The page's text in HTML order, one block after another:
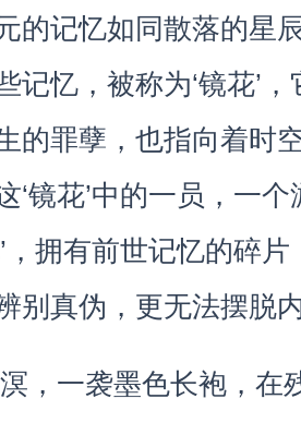
的记忆如同散落的星
记忆，被称为‘镜花’
的罪孽，也指向着时
‘镜花’中的一员，一
，拥有前世记忆的碎
别真伪，更无法摆脱
，一袭墨色长袍，在